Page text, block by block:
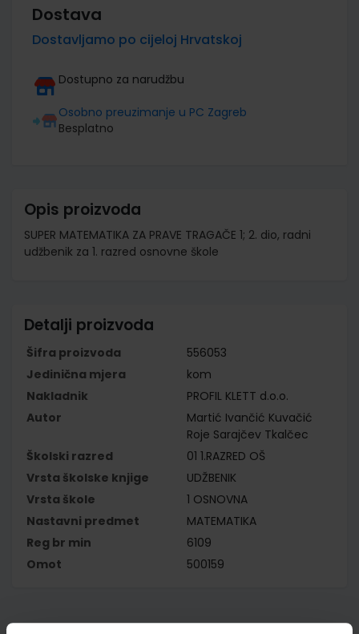
Dostava
Dostavljamo po cijeloj Hrvatskoj
Dostupno za narudžbu
Osobno preuzimanje u PC Zagreb
Besplatno
Opis proizvoda
SUPER MATEMATIKA ZA PRAVE TRAGAČE 1; 2. dio, radni
udžbenik za 1. razred osnovne škole
Detalji proizvoda
Šifra proizvoda
556053
Jedinična mjera
kom
Nakladnik
PROFIL KLETT d.o.o.
Autor
Martić Ivančić Kuvačić
Roje Sarajčev Tkalčec
Školski razred
01 1.RAZRED OŠ
Vrsta školske knjige
UDŽBENIK
Vrsta škole
1 OSNOVNA
Nastavni predmet
MATEMATIKA
Reg br min
6109
Omot
500159